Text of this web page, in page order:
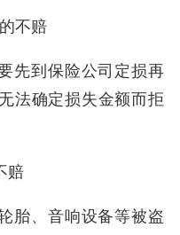
不赔
先到保险公司定损再
法确定损失金额而拒
赔
胎、音响设备等被盗